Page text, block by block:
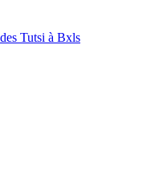
Tutsi à Bxls